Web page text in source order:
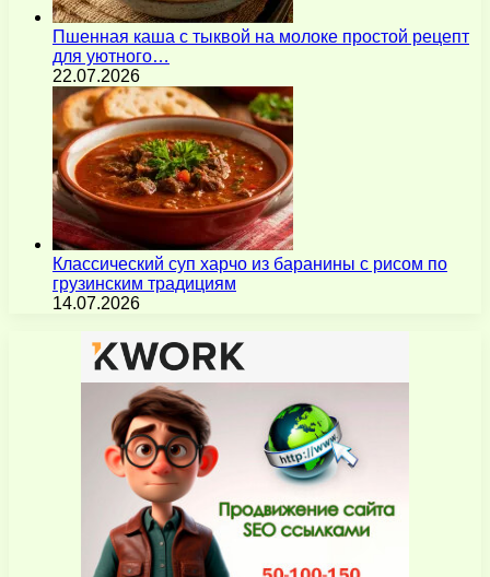
Пшенная каша с тыквой на молоке простой рецепт
для уютного…
22.07.2026
Классический суп харчо из баранины с рисом по
грузинским традициям
14.07.2026